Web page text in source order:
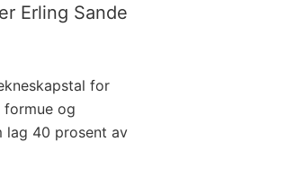
Erling Sande
for
og
lag 40 prosent av